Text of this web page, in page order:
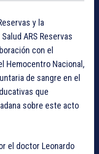
y la
ARS Reservas
con el
Hemocentro Nacional,
de sangre en el
que
sobre este acto
el doctor Leonardo